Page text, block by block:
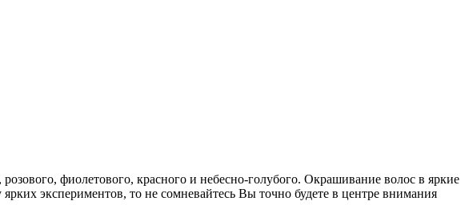
фиолетового, красного и небесно-голубого. Окрашивание волос в яркие
экспериментов, то не сомневайтесь Вы точно будете в центре внимания